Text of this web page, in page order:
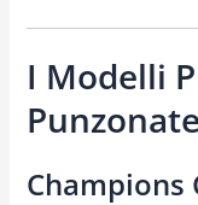
I Modelli
Champions